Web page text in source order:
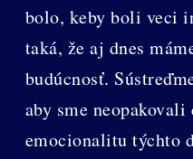
bolo, keby boli veci
taká, že aj dnes
budúcnosť.
aby sme
emocionalitu týchto